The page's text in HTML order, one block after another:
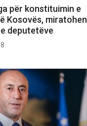
për konstituimin e
Kosovës, miratohen
deputetëve